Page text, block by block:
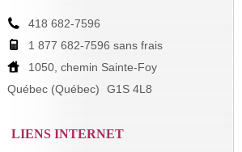
418 682-7596
1 877 682-7596 sans frais
1050, chemin Sainte-Foy
Québec (Québec)
G1S 4L8
LIENS INTERNET